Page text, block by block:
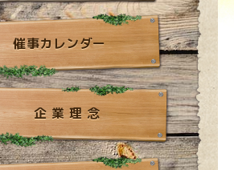
催事カレンダー
企 業 理 念